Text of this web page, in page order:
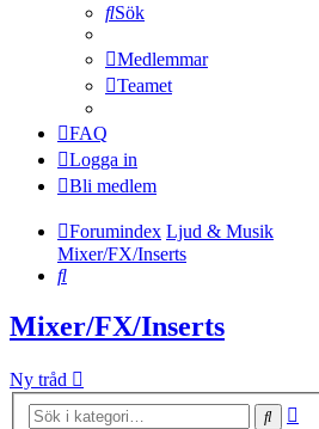
Sök
Medlemmar
Teamet
FAQ
Logga in
Bli medlem
Forumindex Ljud & Musik
Mixer/FX/Inserts
Sök
Mixer/FX/Inserts
Ny tråd
Sök